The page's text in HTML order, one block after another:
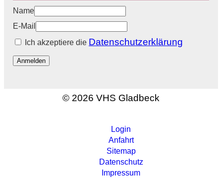
Name
E-Mail
Ich akzeptiere die Datenschutzerklärung
Anmelden
© 2026 VHS Gladbeck
Login
Anfahrt
Sitemap
Datenschutz
Impressum